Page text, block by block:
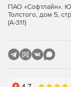
другое.
Nintex Workflow
ПАО «Софтлайн».
Толстого, дом 5,
(А-311)